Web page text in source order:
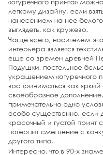
Совершенно по-
интерьер на кухне, если
скандинавского стиля.
характеризуется
получается на удивление
интерьера стоимость,
оправдан всеми
спокойствие, простота,
гармоничные цвета, свет и
милое великолепие
фантазии.
подробнее
25 октября 2014 г.
Не секрет, что просторная
способствует лучшему и
думать там легче. Лучи
легкому дизайну, если
нанесением на нее
выглядеть, как кружево.
Чаще всего, носителем
интерьера является
еще со времен древней
Подушки, постельное
украшением «огуречного
восприниматься как
своеобразное
примечательно одно
особо существенно, если
красочный и густой принт
потерпит смешение с
другого типа.
Интересно, что в 90-х